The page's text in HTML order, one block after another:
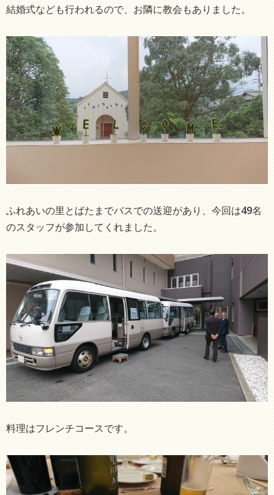
結婚式なども行われるので、お隣に教会もありました。
ふれあいの里とばたまでバスでの送迎があり、今回は49名
のスタッフが参加してくれました。
料理はフレンチコースです。